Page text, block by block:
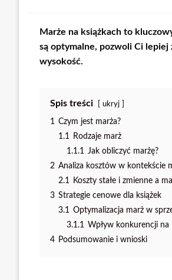
Marże na książkach to
są optymalne, pozwoli Ci lepiej
wysokość.
Spis treści ukryj
1 Czym jest marża?
1.1 Rodzaje marż
1.1.1 Jak obliczyć marżę?
2 Analiza kosztów w kontekście
2.1 Koszty stałe i zmienne a
3 Strategie cenowe dla książek
3.1 Optymalizacja marż w
3.1.1 Wpływ konkurencji na
4 Podsumowanie i wnioski